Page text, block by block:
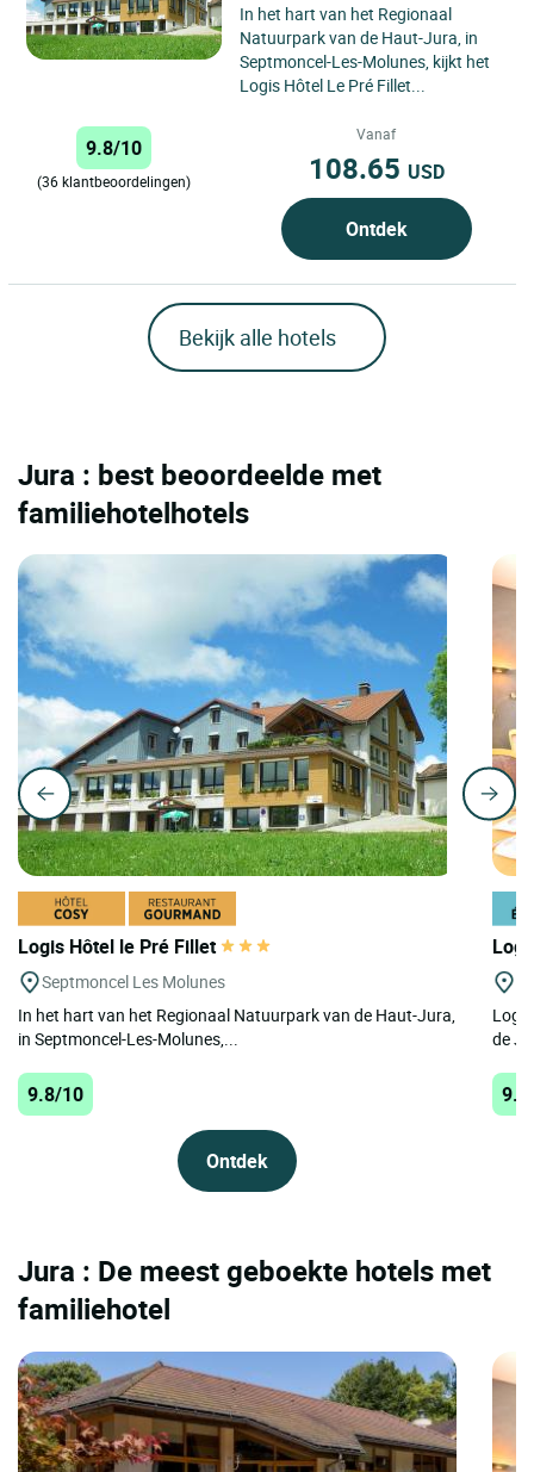
In het hart van het Regionaal
Natuurpark van de Haut-Jura, in
Septmoncel-Les-Molunes, kijkt het
Logis Hôtel Le Pré Fillet...
9.8/10
(36 klantbeoordelingen)
Vanaf
108.65 USD
Ontdek
Bekijk alle hotels
Jura : best beoordeelde met
familiehotelhotels
Logis Hôtel le Pré Fillet
Septmoncel Les Molunes
In het hart van het Regionaal Natuurpark van de Haut-Jura,
in Septmoncel-Les-Molunes,...
9.8/10
Ontdek
de
Jura : De meest geboekte hotels met
familiehotel